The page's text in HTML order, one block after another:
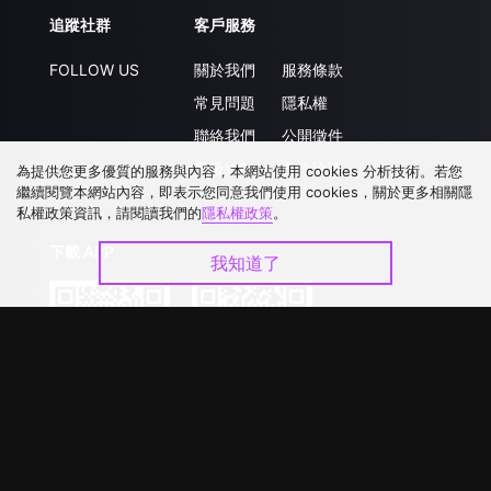
追蹤社群
FOLLOW US
客戶服務
關於我們
常見問題
聯絡我們
升級VIP
服務條款
隱私權
公開徵件
合作洽談
為提供您更多優質的服務與內容，本網站使用 cookies 分析技術。若您
繼續閱覽本網站內容，即表示您同意我們使用 cookies，關於更多相關隱
私權政策資訊，請閱讀我們的隱私權政策。
我知道了